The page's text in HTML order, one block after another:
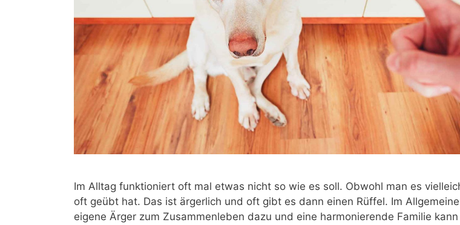
Im Alltag funktioniert oft mal etwas nicht so wie es soll. Obwohl man es
oft geübt hat. Das ist ärgerlich und oft gibt es dann einen Rüffel. Im
eigene Ärger zum Zusammenleben dazu und eine harmonierende Familie